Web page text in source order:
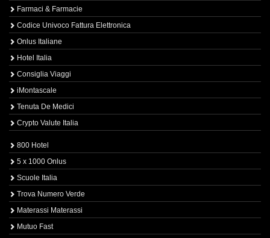
Farmaci & Farmacie
Codice Univoco Fattura Elettronica
Onlus Italiane
Hotel Italia
Consiglia Viaggi
iMontascale
Tenuta De Medici
Crypto Valute Italia
800 Hotel
5 x 1000 Onlus
Scuole Italia
Trova Numero Verde
Materassi Materassi
Mutuo Fast